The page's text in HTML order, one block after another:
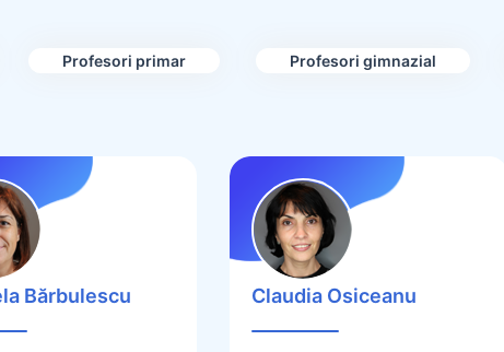
Profesori primar Profesori gimnazial
Bărbulescu Claudia Osiceanu